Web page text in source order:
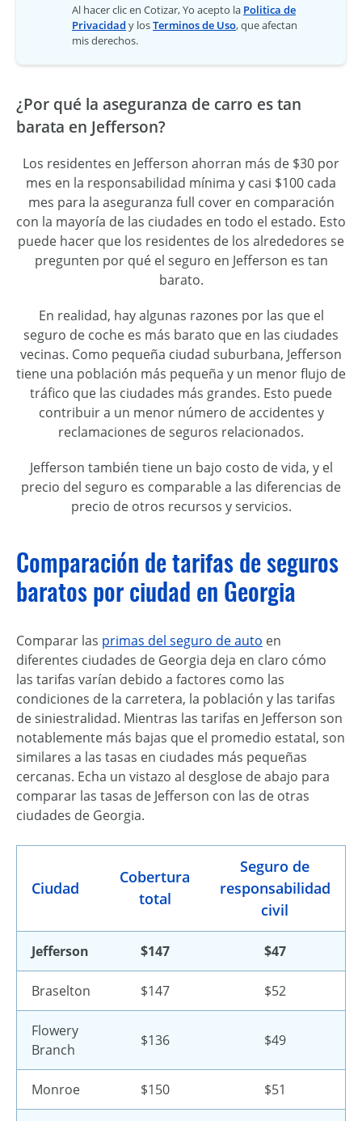
Al hacer clic en Cotizar, Yo acepto la Politica de
Privacidad y losTerminos de Uso, que afectan
mis derechos.
¿Por qué la aseguranza de carro es tan
barata en Jefferson?
Los residentes en Jefferson ahorran más de $30 por
mes en la responsabilidad mínima y casi $100 cada
mes para la aseguranza full cover en comparación
con la mayoría de las ciudades en todo el estado. Esto
puede hacer que los residentes de los alrededores se
pregunten por qué el seguro en Jefferson es tan
barato.
En realidad, hay algunas razones por las que el
seguro de coche es más barato que en las ciudades
vecinas. Como pequeña ciudad suburbana, Jefferson
tiene una población más pequeña y un menor flujo de
tráfico que las ciudades más grandes. Esto puede
contribuir a un menor número de accidentes y
reclamaciones de seguros relacionados.
Jefferson también tiene un bajo costo de vida, y el
precio del seguro es comparable a las diferencias de
precio de otros recursos y servicios.
Comparación de tarifas de seguros
baratos por ciudad en Georgia
Comparar las primas del seguro de auto en
diferentes ciudades de Georgia deja en claro cómo
las tarifas varían debido a factores como las
condiciones de la carretera, la población y las tarifas
de siniestralidad. Mientras las tarifas en Jefferson son
notablemente más bajas que el promedio estatal, son
similares a las tasas en ciudades más pequeñas
cercanas. Echa un vistazo al desglose de abajo para
comparar las tasas de Jefferson con las de otras
ciudades de Georgia.
Ciudad
Cobertura
total
Seguro de
responsabilidad
civil
Jefferson $147 $47
Braselton $147 $52
Flowery
Branch
$136 $49
Monroe $150 $51